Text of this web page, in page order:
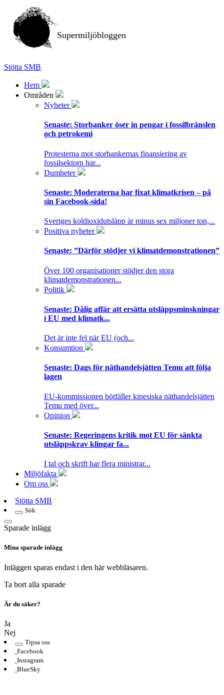
Supermiljöbloggen
Stötta SMB
Hem
Områden
Nyheter
Senaste: Storbanker öser in pengar i fossilbränslen
och petrokemi
Protesterna mot storbankernas finansiering av
fossilsektorn har...
Dumheter
Senaste: Moderaterna har fixat klimatkrisen – på
sin Facebook-sida!
Sveriges koldioxidutsläpp är minus sex miljoner ton,...
Positiva nyheter
Senaste: ”Därför stödjer vi klimatdemonstrationen”
Över 100 organisationer stödjer den stora
klimatdemonstrationen...
Politik
Senaste: Dålig affär att ersätta utsläppsminskningar
i EU med klimatk...
Det är inte fel när EU (och...
Konsumtion
Senaste: Dags för näthandelsjätten Temu att följa
lagen
EU-kommissionen bötfäller kinesiska näthandelsjätten
Temu med över...
Opinion
Senaste: Regeringens kritik mot EU för sänkta
utsläppskrav klingar fa...
I tal och skrift har flera ministrar...
Miljöfakta
Om oss
Stötta SMB
Sök
Sparade inlägg
Mina sparade inlägg
Inläggen sparas endast i den här webbläsaren.
Ta bort alla sparade
Är du säker?
Ja
Nej
Tipsa oss
Facebook
Instagram
BlueSky